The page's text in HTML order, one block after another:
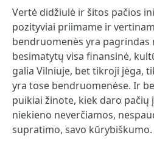
Vertė didžiulė ir šitos pačios
pozityviai priimame ir
bendruomenės yra pagrindas
besimatytų visa finansinė,
galia Vilniuje, bet tikroji jėga,
yra tose bendruomenėse. Ir
puikiai žinote, kiek daro pačių
niekieno neverčiamos,
supratimo, savo kūrybiškumo.